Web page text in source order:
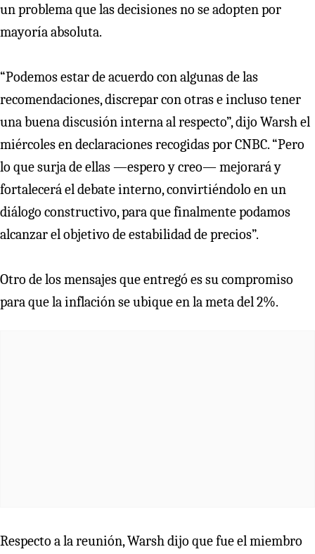
un problema que las decisiones no se adopten por
mayoría absoluta.
“Podemos estar de acuerdo con algunas de las
recomendaciones, discrepar con otras e incluso tener
una buena discusión interna al respecto”, dijo Warsh el
miércoles en declaraciones recogidas por CNBC. “Pero
lo que surja de ellas —espero y creo— mejorará y
fortalecerá el debate interno, convirtiéndolo en un
diálogo constructivo, para que finalmente podamos
alcanzar el objetivo de estabilidad de precios”.
Otro de los mensajes que entregó es su compromiso
para que la inflación se ubique en la meta del 2%.
Respecto a la reunión, Warsh dijo que fue el miembro